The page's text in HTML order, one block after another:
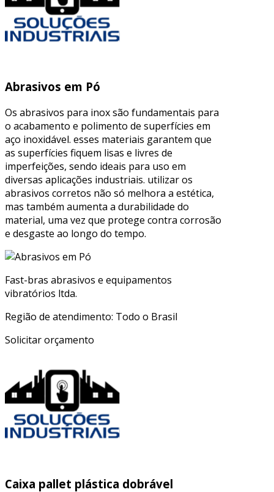
Abrasivos em Pó
Os abrasivos para inox são fundamentais para
o acabamento e polimento de superfícies em
aço inoxidável. esses materiais garantem que
as superfícies fiquem lisas e livres de
imperfeições, sendo ideais para uso em
diversas aplicações industriais. utilizar os
abrasivos corretos não só melhora a estética,
mas também aumenta a durabilidade do
material, uma vez que protege contra corrosão
e desgaste ao longo do tempo.
Fast-bras abrasivos e equipamentos
vibratórios ltda.
Região de atendimento: Todo o Brasil
Solicitar orçamento
Caixa pallet plástica dobrável